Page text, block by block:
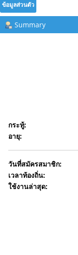
ข้อมูลส่วนตัว
Summary
กระทู้:
อายุ:
วันที่สมัครสมาชิก:
เวลาท้องถิ่น:
ใช้งานล่าสุด: